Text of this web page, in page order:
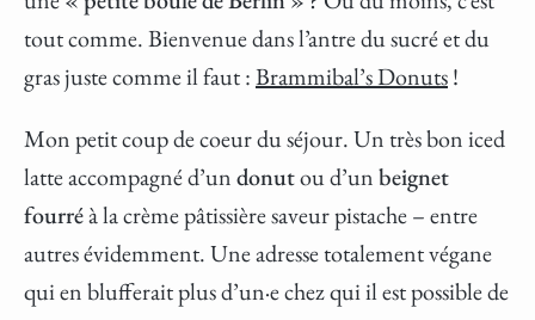
tout comme. Bienvenue dans l’antre du sucré et du
gras juste comme il faut :Brammibal’s Donuts!
Mon petit coup de coeur du séjour. Un très bon iced
latte accompagné d’undonutou d’unbeignet
fourréà la crème pâtissière saveur pistache – entre
autres évidemment. Une adresse totalement végane
qui en blufferait plus d’un·e chez qui il est possible de